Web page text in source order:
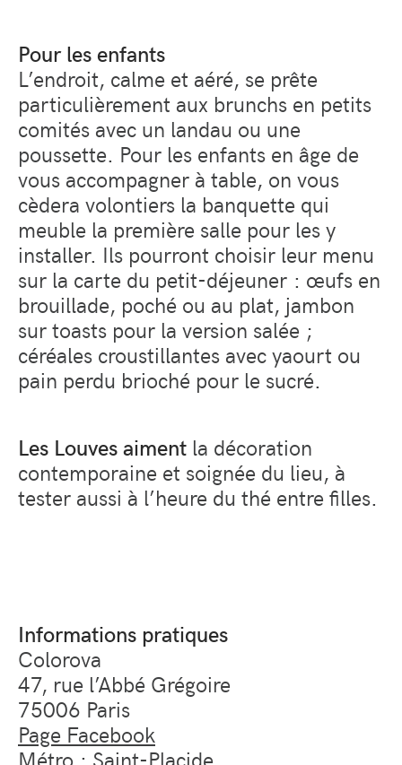
Pour les enfants
L’endroit, calme et aéré, se prête
particulièrement aux brunchs en petits
comités avec un landau ou une
poussette. Pour les enfants en âge de
vous accompagner à table, on vous
cèdera volontiers la banquette qui
meuble la première salle pour les y
installer. Ils pourront choisir leur menu
sur la carte du petit-déjeuner : œufs en
brouillade, poché ou au plat, jambon
sur toasts pour la version salée ;
céréales croustillantes avec yaourt ou
pain perdu brioché pour le sucré.
Les Louves aiment la décoration
contemporaine et soignée du lieu, à
tester aussi à l’heure du thé entre filles.
Informations pratiques
Colorova
47, rue l’Abbé Grégoire
75006 Paris
Page Facebook
Métro : Saint-Placide